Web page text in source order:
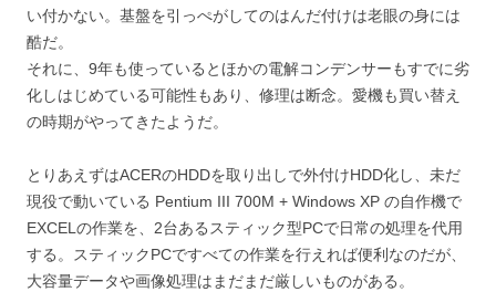
い付かない。基盤を引っぺがしてのはんだ付けは老眼の身には
酷だ。
それに、9年も使っているとほかの電解コンデンサーもすでに劣
化しはじめている可能性もあり、修理は断念。愛機も買い替え
の時期がやってきたようだ。
とりあえずはACERのHDDを取り出しで外付けHDD化し、未だ
現役で動いている Pentium III 700M + Windows XP の自作機で
EXCELの作業を、2台あるスティック型PCで日常の処理を代用
する。スティックPCですべての作業を行えれば便利なのだが、
大容量データや画像処理はまだまだ厳しいものがある。